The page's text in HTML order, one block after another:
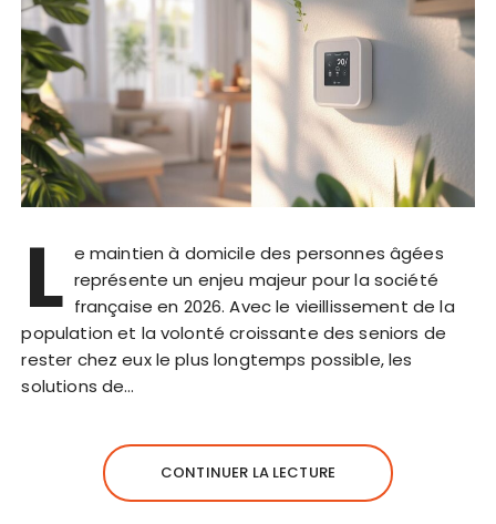
L e maintien à domicile des personnes âgées
représente un enjeu majeur pour la société
française en 2026. Avec le vieillissement de la
population et la volonté croissante des seniors de
rester chez eux le plus longtemps possible, les
solutions de…
CONTINUER LA LECTURE